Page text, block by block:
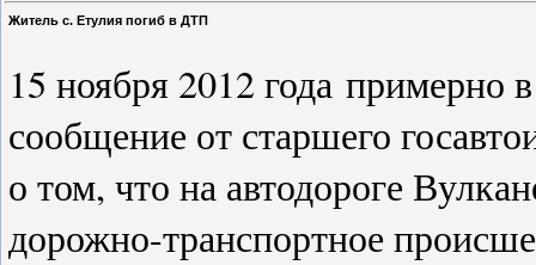
Житель с. Етулия погиб в ДТП
15 ноября 2012 года примерно
сообщение от старшего
о том, что на автодороге
дорожно-транспортное